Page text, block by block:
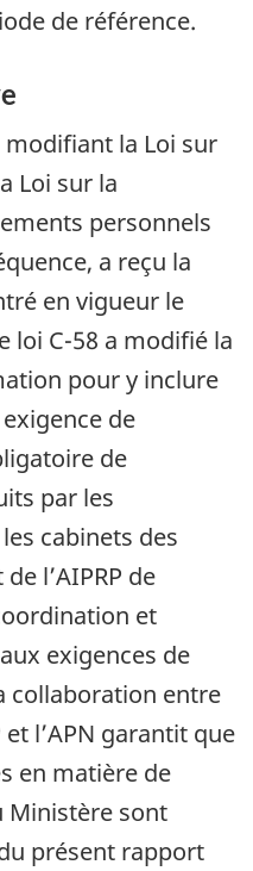
de référence.
modifiant la Loi sur
Loi sur la
personnels
a reçu la
en vigueur le
loi C-58 a modifié la
pour y inclure
de
de
par les
cabinets des
l’AIPRP de
et
exigences de
collaboration entre
et l’APN garantit que
en matière de
Ministère sont
présent rapport